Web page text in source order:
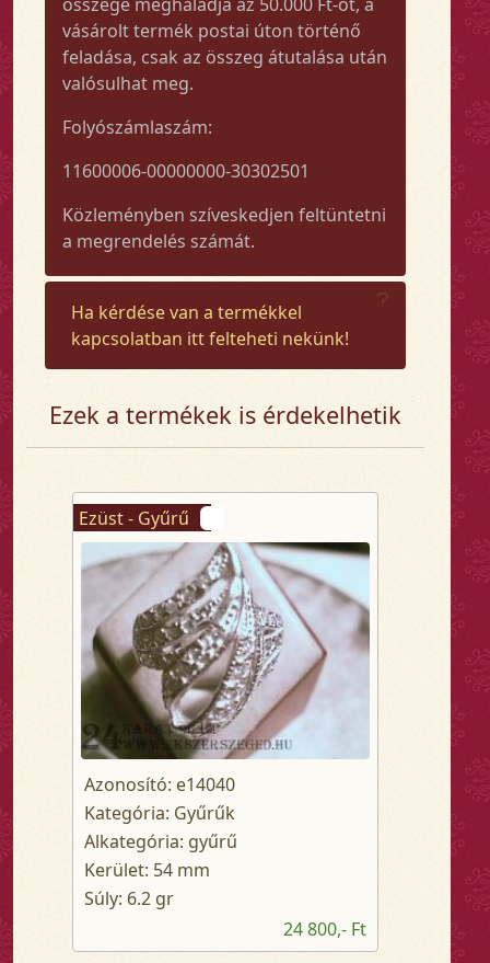
vásárolt termék postai úton történő
feladása, csak az összeg átutalása után
valósulhat meg.
Folyószámlaszám:
11600006-00000000-30302501
Közleményben szíveskedjen feltüntetni
a megrendelés számát.
Ha kérdése van a termékkel
kapcsolatban itt felteheti nekünk!
Ezek a termékek is érdekelhetik
Ezüst - Gyűrű
Azonosító: e14040
Kategória: Gyűrűk
Alkategória: gyűrű
Kerület: 54 mm
Súly: 6.2 gr
24 800,- Ft